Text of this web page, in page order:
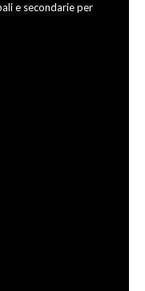
e secondarie per